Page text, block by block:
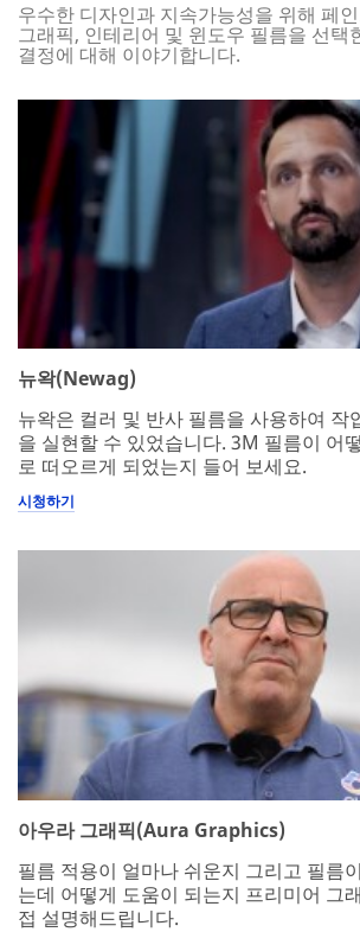
우수한 디자인과 지속가능성을 위해 페
그래픽, 인테리어 및 윈도우 필름을 선택
결정에 대해 이야기합니다.
뉴왁(Newag)
뉴왁은 컬러 및 반사 필름을 사용하여 작
을 실현할 수 있었습니다. 3M 필름이 어
로 떠오르게 되었는지 들어 보세요.
시청하기
아우라 그래픽(Aura Graphics)
필름 적용이 얼마나 쉬운지 그리고 필름
는데 어떻게 도움이 되는지 프리미어 그
접 설명해드립니다.